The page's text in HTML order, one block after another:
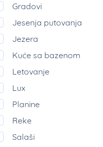
Gradovi
Jesenja putovanja
Jezera
Kuće sa bazenom
Letovanje
Lux
Planine
Reke
Salaši